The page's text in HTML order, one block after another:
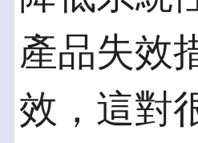
產品失效
效，這對